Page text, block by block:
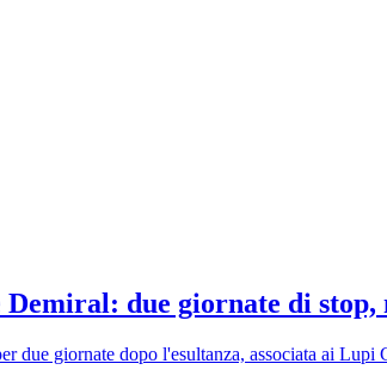
due giornate di stop,
due giornate dopo l'esultanza, associata ai